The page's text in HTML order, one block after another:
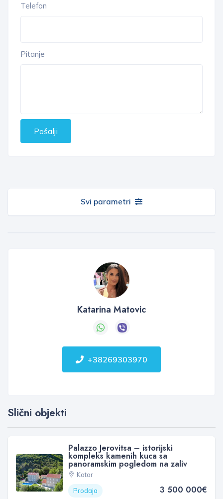
Telefon
Pitanje
Pošalji
Svi parametri
Katarina Matovic
+38269303970
Slični objekti
Palazzo Jerovitsa – istorijski
kompleks kamenih kuca sa
panoramskim pogledom na zaliv
Kotor
Prodaja
3 500 000€